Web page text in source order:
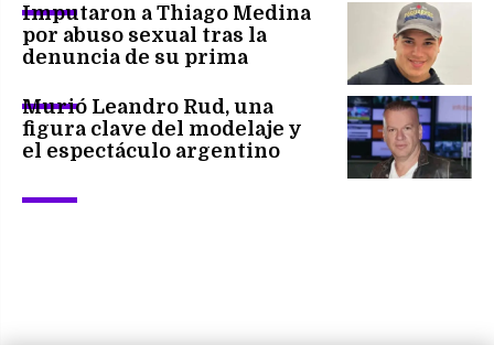
Imputaron a Thiago Medina
por abuso sexual tras la
denuncia de su prima
Murió Leandro Rud, una
figura clave del modelaje y
el espectáculo argentino